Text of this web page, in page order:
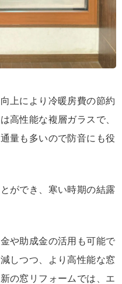
上により冷暖房費の節約
高性能な複層ガラスで、
量も多いので防音にも役
ができ、寒い時期の結露
や助成金の活用も可能で
しつつ、より高性能な窓
の窓リフォームでは、エ